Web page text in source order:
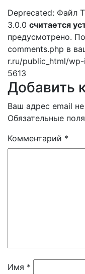
Deprecated: Файл
3.0.0 считается
предусмотрено.
comments.php в
r.ru/public_html/
5613
Добавить
Ваш адрес email
Обязательные
Комментарий *
Имя *